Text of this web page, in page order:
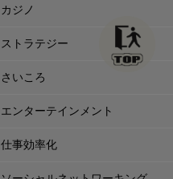
カジノ
ストラテジー
さいころ
エンターテインメント
仕事効率化